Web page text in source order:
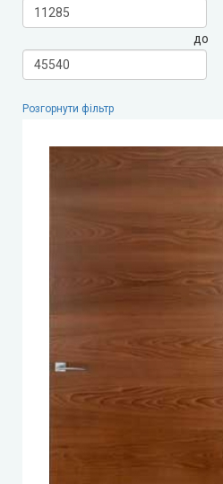
Leador Express (Леадор Експрес)
StilDoors (СтілДорс)
DOORIS (Доріс)
до
Розгорнути фільтр